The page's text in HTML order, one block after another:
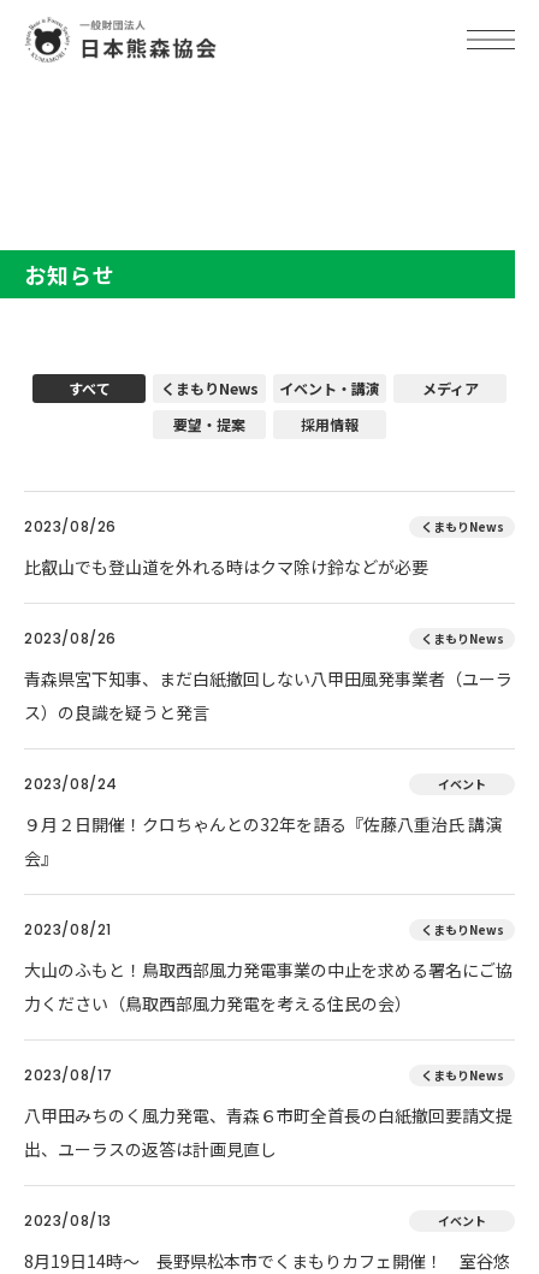
お知らせ
すべて くまもりNews イベント・講演
メディア
要望・提案
採用情報
2023/08/26 くまもりNews
比叡山でも登山道を外れる時はクマ除け鈴などが必要
2023/08/26 くまもりNews
青森県宮下知事、まだ白紙撤回しない八甲田風発事業者（ユーラ
ス）の良識を疑うと発言
2023/08/24 イベント
９月２日開催！クロちゃんとの32年を語る『佐藤八重治氏 講演
会』
2023/08/21 くまもりNews
大山のふもと！鳥取西部風力発電事業の中止を求める署名にご協
力ください（鳥取西部風力発電を考える住民の会）
2023/08/17 くまもりNews
八甲田みちのく風力発電、青森６市町全首長の白紙撤回要請文提
出、ユーラスの返答は計画見直し
2023/08/13 イベント
8月19日14時～ 長野県松本市でくまもりカフェ開催！ 室谷悠